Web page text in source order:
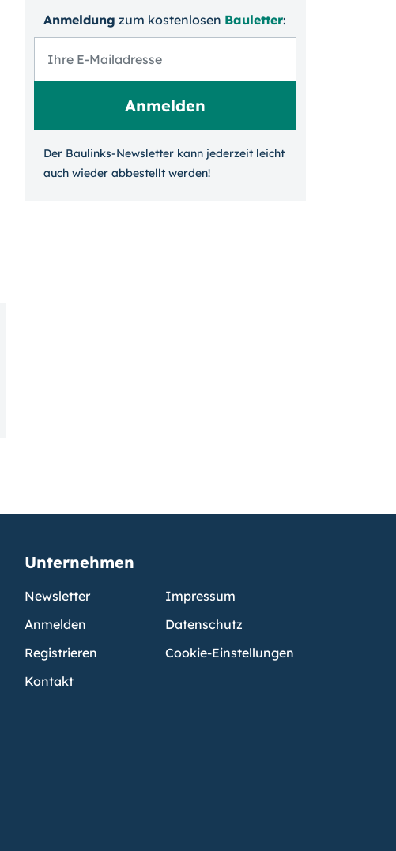
Anmeldung zum kosten­losen Bauletter:
Der Baulinks-Newsletter kann jeder­zeit leicht
auch wieder ab­bestellt werden!
Unternehmen
Newsletter
Anmelden
Registrieren
Kontakt
Impressum
Datenschutz
Cookie-Einstellungen